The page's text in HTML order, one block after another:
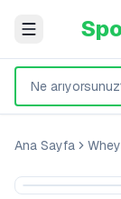
Ana Sayfa